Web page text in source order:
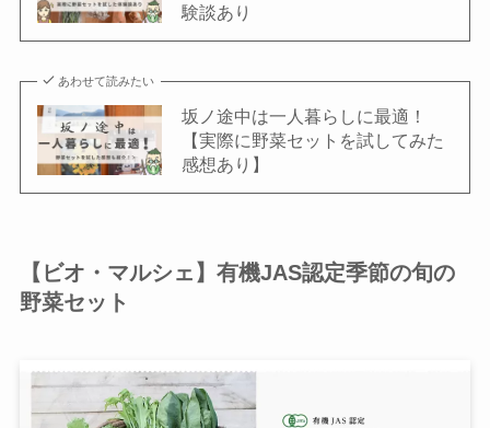
験談あり
あわせて読みたい
坂ノ途中は一人暮らしに最適！
【実際に野菜セットを試してみた
感想あり】
【ビオ・マルシェ】有機JAS認定季節の旬の
野菜セット